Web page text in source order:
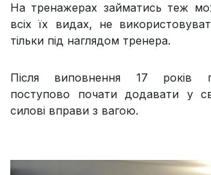
На тренажерах займатись теж
всіх їх видах, не
тільки під наглядом тренера.
Після виповнення 17 років
поступово почати додавати у
силові вправи з вагою.